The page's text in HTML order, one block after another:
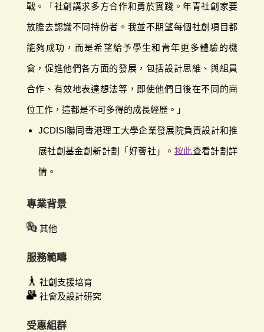
戰。「社創講求多方合作和勇於實踐。年青社創家要
放膽去認識不同持份者。我並不期望每個社創項目都
能夠成功，而是希望給予學生和青年更多體驗的機
會，促進他們各方面的發展，包括設計思維、與組員
合作、有效地表達想法等，即使他們日後在不同的崗
位工作，這都是不可多得的成長經歷。」
JCDISI聯同香港理工大學企業發展院負責設計和推
展社創基金創新計劃「好薈社」。 按此查看計劃詳
情。
專業背景
其他
服務範疇
社創支援培育
社會及設計研究
受惠組群